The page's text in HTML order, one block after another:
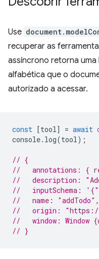
Use
recuperar as
assíncrono retorna
alfabética que o
autorizado a acessar.
const [tool] = await
console. log(tool);
// {
//   annotations: {
//   description:
//   inputSchema:
//   name: "addTodo",
//   origin: "https://
//   window: Window
// }